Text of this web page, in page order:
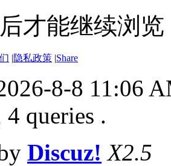
才能继续浏览
|隐私政策 |Share
8-8 11:06
4 queries .
Discuz! X2.5